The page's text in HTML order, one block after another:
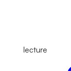
lecture